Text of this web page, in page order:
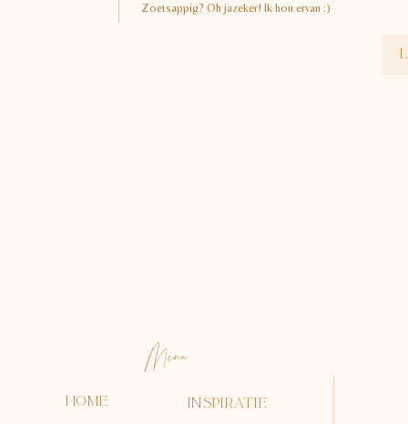
Zoetsappig? Oh jazeker! Ik hou ervan :)
INSPIRATIE
HOME
Menu